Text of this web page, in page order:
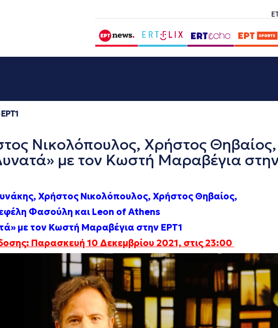
EΡΤ1
Νικολόπουλος, Χρήστος
με τον Κωστή Μαραβέγια στην
Χρήστος Νικολόπουλος, Χρήστος Θηβαίος,
Φασούλη και Leon of Athens
με τον Κωστή Μαραβέγια στην ΕΡΤ1
Παρασκευή 10 Δεκεμβρίου 2021, στις 23:00